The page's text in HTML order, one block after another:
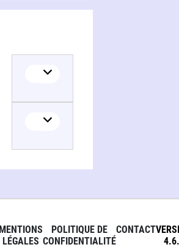
MENTIONS
LÉGALES
POLITIQUE DE
CONFIDENTIALITÉ
CONTACT